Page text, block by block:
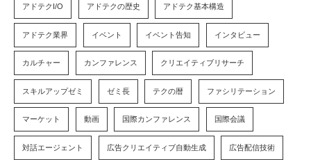
アドテクI/O アドテクの歴史 アドテク基本構造
アドテク業界 イベント イベント告知 インタビュー
カルチャー カンファレンス クリエイティブリサーチ
スキルアップゼミ ゼミ長 テクの暦 ファシリテーション
マーケット 動画 国際カンファレンス 国際会議
対話エージェント 広告クリエイティブ自動生成 広告配信技術